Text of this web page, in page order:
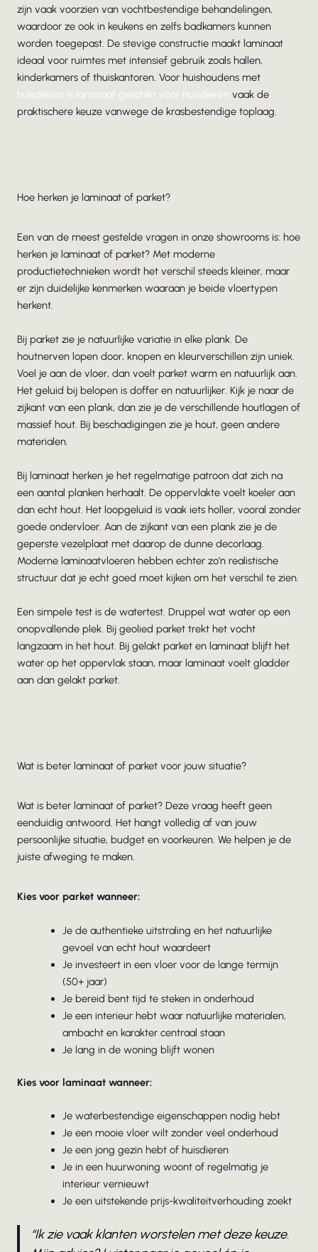
zijn vaak voorzien van vochtbestendige behandelingen,
waardoor ze ook in keukens en zelfs badkamers kunnen
worden toegepast. De stevige constructie maakt laminaat
ideaal voor ruimtes met intensief gebruik zoals hallen,
kinderkamers of thuiskantoren. Voor huishoudens met
huisdieren is laminaat geschikt voor huisdieren vaak de
praktischere keuze vanwege de krasbestendige toplaag.
Hoe herken je laminaat of parket?
Een van de meest gestelde vragen in onze showrooms is: hoe
herken je laminaat of parket? Met moderne
productietechnieken wordt het verschil steeds kleiner, maar
er zijn duidelijke kenmerken waaraan je beide vloertypen
herkent.
Bij parket zie je natuurlijke variatie in elke plank. De
houtnerven lopen door, knopen en kleurverschillen zijn uniek.
Voel je aan de vloer, dan voelt parket warm en natuurlijk aan.
Het geluid bij belopen is doffer en natuurlijker. Kijk je naar de
zijkant van een plank, dan zie je de verschillende houtlagen of
massief hout. Bij beschadigingen zie je hout, geen andere
materialen.
Bij laminaat herken je het regelmatige patroon dat zich na
een aantal planken herhaalt. De oppervlakte voelt koeler aan
dan echt hout. Het loopgeluid is vaak iets holler, vooral zonder
goede ondervloer. Aan de zijkant van een plank zie je de
geperste vezelplaat met daarop de dunne decorlaag.
Moderne laminaatvloeren hebben echter zo’n realistische
structuur dat je echt goed moet kijken om het verschil te zien.
Een simpele test is de watertest. Druppel wat water op een
onopvallende plek. Bij geolied parket trekt het vocht
langzaam in het hout. Bij gelakt parket en laminaat blijft het
water op het oppervlak staan, maar laminaat voelt gladder
aan dan gelakt parket.
Wat is beter laminaat of parket voor jouw situatie?
Wat is beter laminaat of parket? Deze vraag heeft geen
eenduidig antwoord. Het hangt volledig af van jouw
persoonlijke situatie, budget en voorkeuren. We helpen je de
juiste afweging te maken.
Kies voor parket wanneer:
Je de authentieke uitstraling en het natuurlijke
gevoel van echt hout waardeert
Je investeert in een vloer voor de lange termijn
(50+ jaar)
Je bereid bent tijd te steken in onderhoud
Je een interieur hebt waar natuurlijke materialen,
ambacht en karakter centraal staan
Je lang in de woning blijft wonen
Kies voor laminaat wanneer:
Je waterbestendige eigenschappen nodig hebt
Je een mooie vloer wilt zonder veel onderhoud
Je een jong gezin hebt of huisdieren
Je in een huurwoning woont of regelmatig je
interieur vernieuwt
Je een uitstekende prijs-kwaliteitverhouding zoekt
“Ik zie vaak klanten worstelen met deze keuze.